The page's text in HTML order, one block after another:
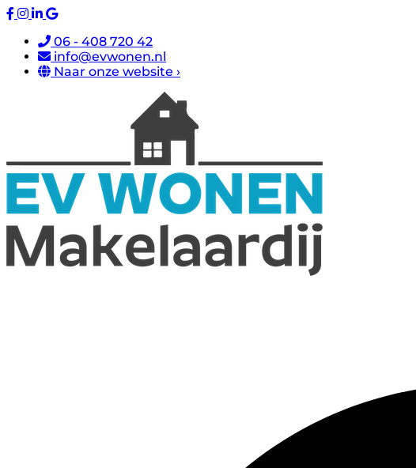
06 - 408 720 42
info@evwonen.nl
Naar onze website ›